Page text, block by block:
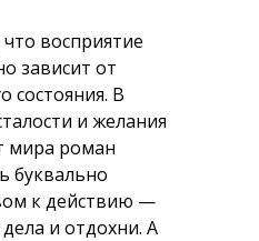
восприятие
зависит от
состояния. В
и желания
мира роман
буквально
к действию —
и отдохни. А